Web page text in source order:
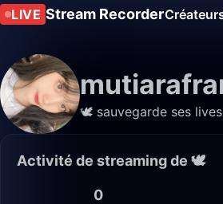
LIVE Stream Recorder
🕊️ sauvegarde ses
Activité de streaming de 🕊️
0